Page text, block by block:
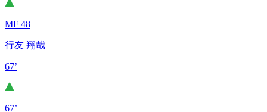
MF 48
行友 翔哉
67’
67’